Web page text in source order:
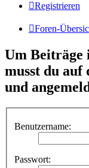
Registrieren
Foren-
Um Beiträge
musst du
und
Benutzername:
Passwort: